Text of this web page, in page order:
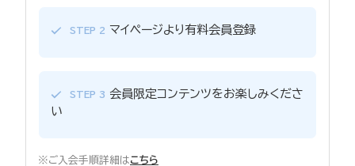
STEP 2 マイページより有料会員登録
STEP 3
会員限定コンテンツをお楽しみくださ
い
※ご入会手順詳細はこちら